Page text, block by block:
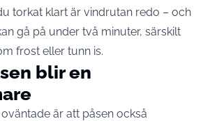
torkat klart är vindrutan redo – och
gå på under två minuter, särskilt
frost eller tunn is.
blir en
är att påsen också